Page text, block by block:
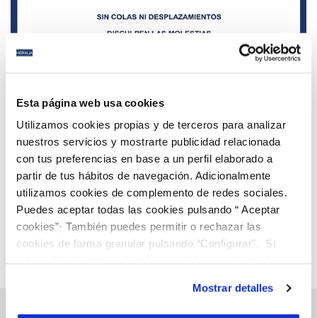
Esta página web usa cookies
Utilizamos cookies propias y de terceros para analizar
nuestros servicios y mostrarte publicidad relacionada
con tus preferencias en base a un perfil elaborado a
partir de tus hábitos de navegación. Adicionalmente
utilizamos cookies de complemento de redes sociales.
Puedes aceptar todas las cookies pulsando “ Aceptar
cookies”· También puedes permitir o rechazar las
cookies de forma granular pulsando “Configurar”. Si
son indispensables para que el sitio web funcione y que
por tanto no se pueden desactivar. Puedes consultar
Mostrar detalles
Hidralia cierra temporalmente el servicio
Página 83 de 112
Anterior Siguiente